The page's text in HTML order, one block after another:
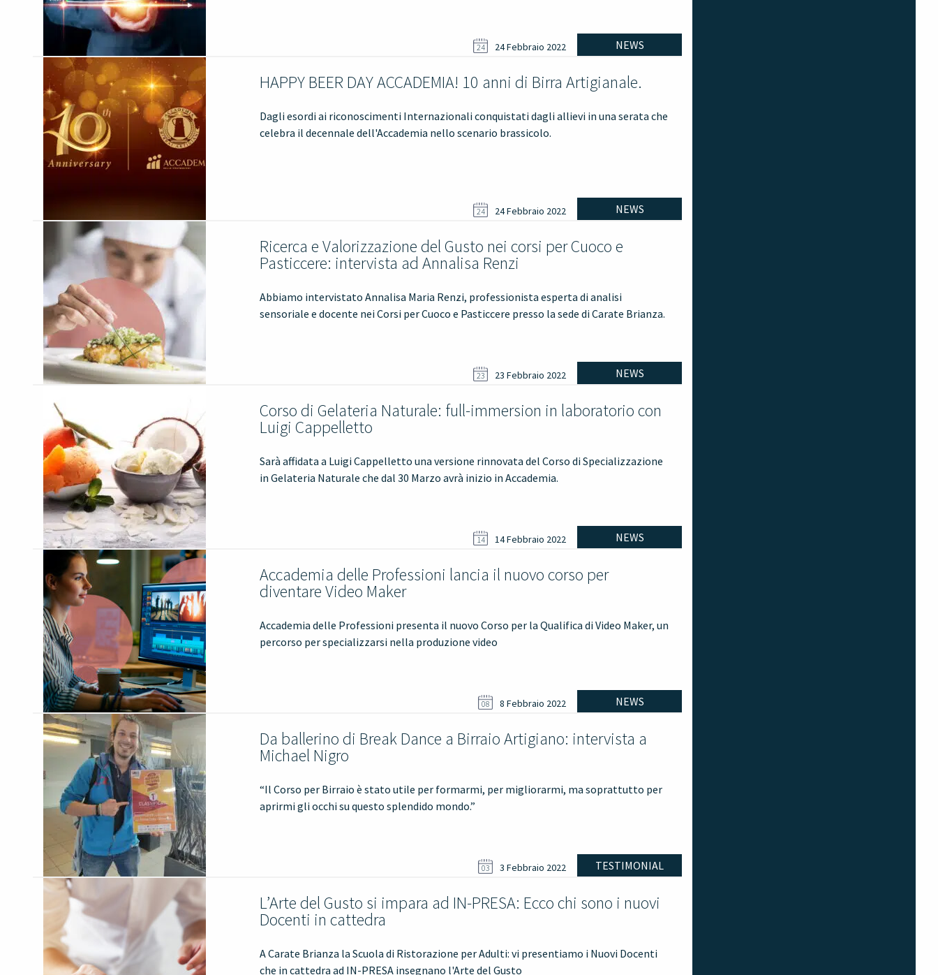
NEWS
24 24 Febbraio 2022
HAPPY BEER DAY ACCADEMIA! 10 anni di Birra Artigianale.
Dagli esordi ai riconoscimenti Internazionali conquistati dagli allievi in una serata che
celebra il decennale dell'Accademia nello scenario brassicolo.
NEWS
24 24 Febbraio 2022
Ricerca e Valorizzazione del Gusto nei corsi per Cuoco e
Pasticcere: intervista ad Annalisa Renzi
Abbiamo intervistato Annalisa Maria Renzi, professionista esperta di analisi
sensoriale e docente nei Corsi per Cuoco e Pasticcere presso la sede di Carate Brianza.
NEWS
23 23 Febbraio 2022
Corso di Gelateria Naturale: full-immersion in laboratorio con
Luigi Cappelletto
Sarà affidata a Luigi Cappelletto una versione rinnovata del Corso di Specializzazione
in Gelateria Naturale che dal 30 Marzo avrà inizio in Accademia.
NEWS
14 14 Febbraio 2022
Accademia delle Professioni lancia il nuovo corso per
diventare Video Maker
Accademia delle Professioni presenta il nuovo Corso per la Qualifica di Video Maker, un
percorso per specializzarsi nella produzione video
NEWS
08 8 Febbraio 2022
Da ballerino di Break Dance a Birraio Artigiano: intervista a
Michael Nigro
“Il Corso per Birraio è stato utile per formarmi, per migliorarmi, ma soprattutto per
aprirmi gli occhi su questo splendido mondo.”
TESTIMONIAL
03 3 Febbraio 2022
L’Arte del Gusto si impara ad IN-PRESA: Ecco chi sono i nuovi
Docenti in cattedra
A Carate Brianza la Scuola di Ristorazione per Adulti: vi presentiamo i Nuovi Docenti
che in cattedra ad IN-PRESA insegnano l'Arte del Gusto